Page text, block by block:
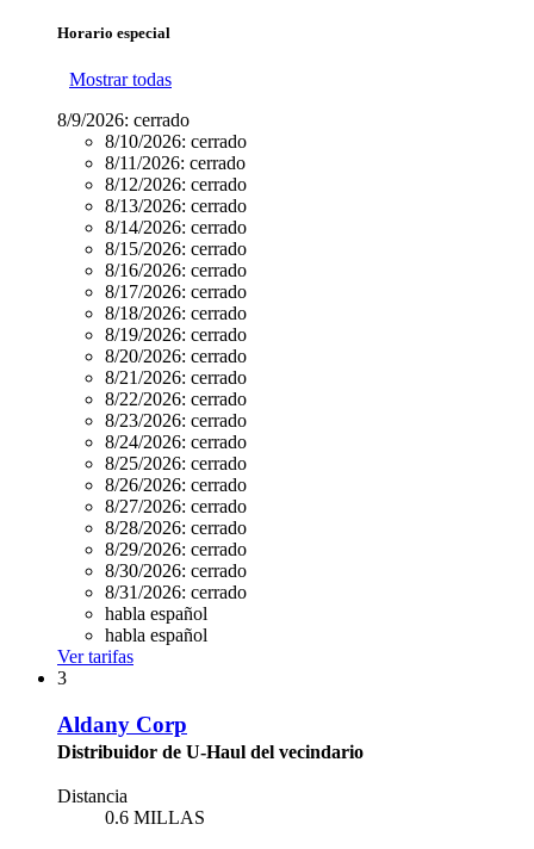
Horario especial
Mostrar todas
8/9/2026: cerrado
8/10/2026: cerrado
8/11/2026: cerrado
8/12/2026: cerrado
8/13/2026: cerrado
8/14/2026: cerrado
8/15/2026: cerrado
8/16/2026: cerrado
8/17/2026: cerrado
8/18/2026: cerrado
8/19/2026: cerrado
8/20/2026: cerrado
8/21/2026: cerrado
8/22/2026: cerrado
8/23/2026: cerrado
8/24/2026: cerrado
8/25/2026: cerrado
8/26/2026: cerrado
8/27/2026: cerrado
8/28/2026: cerrado
8/29/2026: cerrado
8/30/2026: cerrado
8/31/2026: cerrado
habla español
habla español
Ver tarifas
3
Aldany Corp
Distribuidor de U-Haul del vecindario
Distancia
0.6 MILLAS